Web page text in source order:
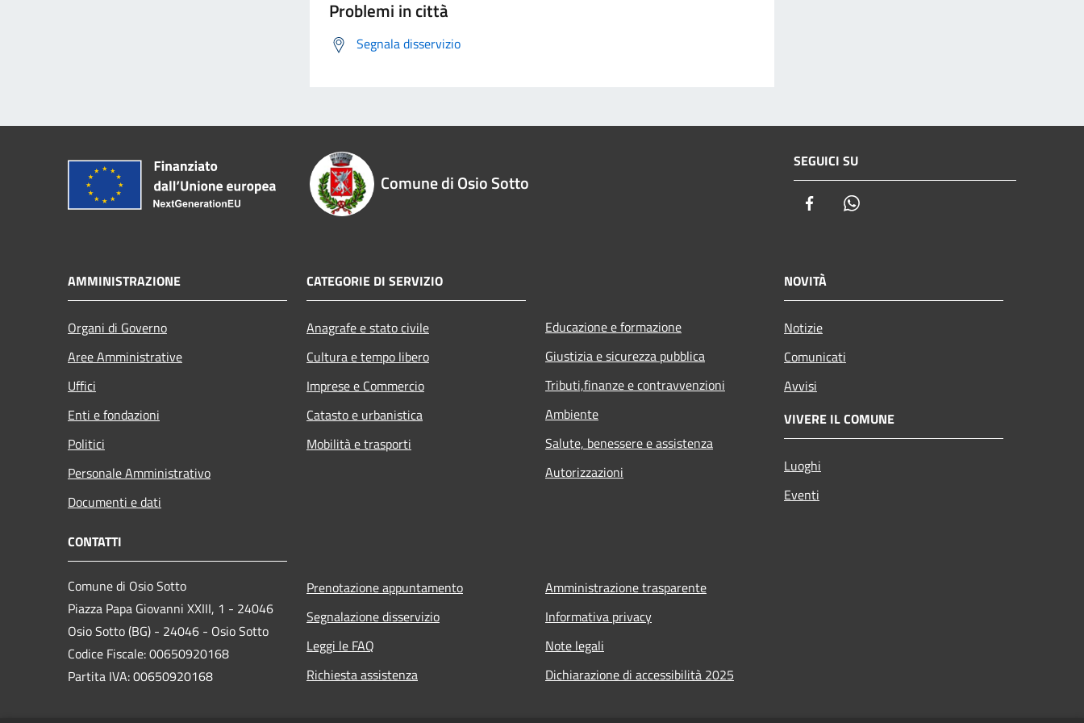
Problemi in città
Segnala disservizio
Comune di Osio Sotto
SEGUICI SU
Facebook
AMMINISTRAZIONE
Organi di Governo
Aree Amministrative
Uffici
Enti e fondazioni
Politici
Personale Amministrativo
Documenti e dati
CATEGORIE DI SERVIZIO
Anagrafe e stato civile
Cultura e tempo libero
Imprese e Commercio
Catasto e urbanistica
Mobilità e trasporti
Educazione e formazione
Giustizia e sicurezza pubblica
Tributi,finanze e contravvenzioni
Ambiente
Salute, benessere e assistenza
Autorizzazioni
NOVITÀ
Notizie
Comunicati
Avvisi
VIVERE IL COMUNE
Luoghi
Eventi
CONTATTI
Comune di Osio Sotto
Piazza Papa Giovanni XXIII, 1 - 24046
Osio Sotto (BG) - 24046 - Osio Sotto
Codice Fiscale: 00650920168
Partita IVA: 00650920168
Prenotazione appuntamento
Segnalazione disservizio
Leggi le FAQ
Richiesta assistenza
Amministrazione trasparente
Informativa privacy
Note legali
Dichiarazione di accessibilità 2025